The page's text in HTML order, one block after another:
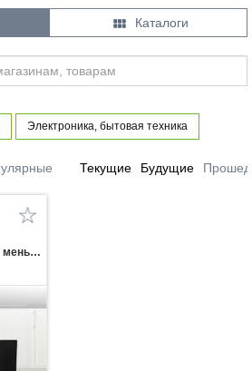
 Каталоги
Электроника, бытовая техника
Текущие Будущие
"Покупай больше – плати меньше! Скидки до 20% на бытовую технику Gorenje и Hisense!"